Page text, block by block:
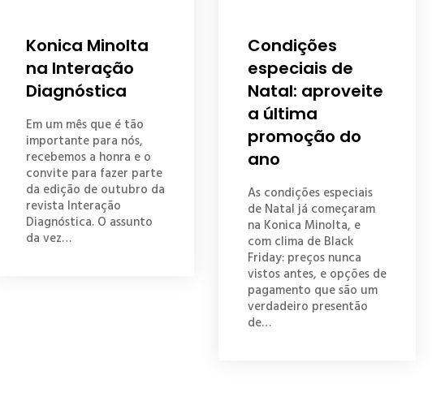
Konica Minolta
na Interação
Diagnóstica
Em um mês que é tão
importante para nós,
recebemos a honra e o
convite para fazer parte
da edição de outubro da
revista Interação
Diagnóstica. O assunto
da vez…
Condições
especiais de
Natal: aproveite
a última
promoção do
ano
As condições especiais
de Natal já começaram
na Konica Minolta, e
com clima de Black
Friday: preços nunca
vistos antes, e opções de
pagamento que são um
verdadeiro presentão
de…